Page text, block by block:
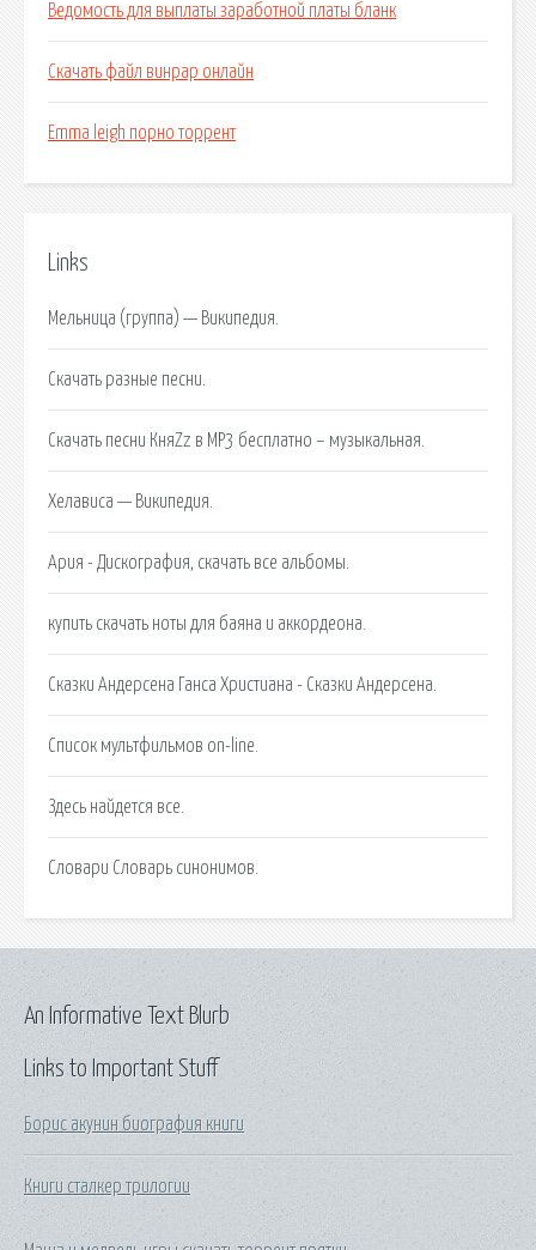
Ведомость для выплаты заработной платы бланк
Скачать файл винрар онлайн
Emma leigh порно торрент
Links
Мельница (группа) — Википедия.
Скачать разные песни.
Скачать песни КняZz в MP3 бесплатно – музыкальная.
Хелависа — Википедия.
Ария - Дискография, скачать все альбомы.
купить скачать ноты для баяна и аккордеона.
Сказки Андерсена Ганса Христиана - Сказки Андерсена.
Список мультфильмов on-line.
Здесь найдется все.
Словари Словарь синонимов.
Links to Important Stuff
Борис акунин биография книги
Книги сталкер трилогии
An Informative Text Blurb